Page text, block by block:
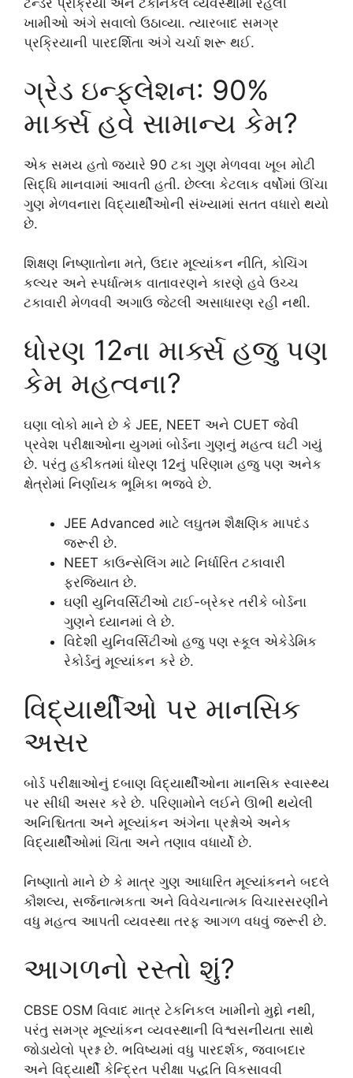
ટેન્ડર પ્રક્રિયા અને ટેકનિકલ વ્યવસ્થામાં રહેલી
ખામીઓ અંગે સવાલો ઉઠાવ્યા. ત્યારબાદ સમગ્ર
પ્રક્રિયાની પારદર્શિતા અંગે ચર્ચા શરૂ થઈ.
ગ્રેડ ઇન્ફ્લેશન: 90%
માર્ક્સ હવે સામાન્ય કેમ?
એક સમય હતો જ્યારે 90 ટકા ગુણ મેળવવા ખૂબ મોટી
સિદ્ધિ માનવામાં આવતી હતી. છેલ્લા કેટલાક વર્ષોમાં ઊંચા
ગુણ મેળવનારા વિદ્યાર્થીઓની સંખ્યામાં સતત વધારો થયો
છે.
શિક્ષણ નિષ્ણાતોના મતે, ઉદાર મૂલ્યાંકન નીતિ, કોચિંગ
કલ્ચર અને સ્પર્ધાત્મક વાતાવરણને કારણે હવે ઉચ્ચ
ટકાવારી મેળવવી અગાઉ જેટલી અસાધારણ રહી નથી.
ધોરણ 12ના માર્ક્સ હજુ પણ
કેમ મહત્વના?
ઘણા લોકો માને છે કે JEE, NEET અને CUET જેવી
પ્રવેશ પરીક્ષાઓના યુગમાં બોર્ડના ગુણનું મહત્વ ઘટી ગયું
છે. પરંતુ હકીકતમાં ધોરણ 12નું પરિણામ હજુ પણ અનેક
ક્ષેત્રોમાં નિર્ણાયક ભૂમિકા ભજવે છે.
JEE Advanced માટે લઘુતમ શૈક્ષણિક માપદંડ
જરૂરી છે.
NEET કાઉન્સેલિંગ માટે નિર્ધારિત ટકાવારી
ફરજિયાત છે.
ઘણી યુનિવર્સિટીઓ ટાઈ-બ્રેકર તરીકે બોર્ડના
ગુણને ધ્યાનમાં લે છે.
વિદેશી યુનિવર્સિટીઓ હજુ પણ સ્કૂલ એકેડેમિક
રેકોર્ડનું મૂલ્યાંકન કરે છે.
વિદ્યાર્થીઓ પર માનસિક
અસર
બોર્ડ પરીક્ષાઓનું દબાણ વિદ્યાર્થીઓના માનસિક સ્વાસ્થ્ય
પર સીધી અસર કરે છે. પરિણામોને લઈને ઊભી થયેલી
અનિશ્ચિતતા અને મૂલ્યાંકન અંગેના પ્રશ્નોએ અનેક
વિદ્યાર્થીઓમાં ચિંતા અને તણાવ વધાર્યો છે.
નિષ્ણાતો માને છે કે માત્ર ગુણ આધારિત મૂલ્યાંકનને બદલે
કૌશલ્ય, સર્જનાત્મકતા અને વિવેચનાત્મક વિચારસરણીને
વધુ મહત્વ આપતી વ્યવસ્થા તરફ આગળ વધવું જરૂરી છે.
આગળનો રસ્તો શું?
CBSE OSM વિવાદ માત્ર ટેકનિકલ ખામીનો મુદ્દો નથી,
પરંતુ સમગ્ર મૂલ્યાંકન વ્યવસ્થાની વિશ્વસનીયતા સાથે
જોડાયેલો પ્રશ્ન છે. ભવિષ્યમાં વધુ પારદર્શક, જવાબદાર
અને વિદ્યાર્થી કેન્દ્રિત પરીક્ષા પદ્ધતિ વિકસાવવી